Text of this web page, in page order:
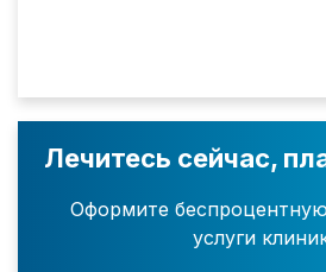
Лечитесь сейчас,
Оформите
услуги